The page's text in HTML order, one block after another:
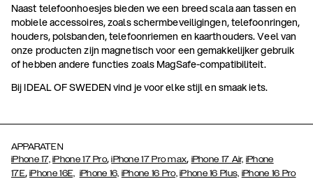
Naast telefoonhoesjes bieden we een breed scala aan tassen en
mobiele accessoires, zoals schermbeveiligingen, telefoonringen,
houders, polsbanden, telefoonriemen en kaarthouders. Veel van
onze producten zijn magnetisch voor een gemakkelijker gebruik
of hebben andere functies zoals MagSafe-compatibiliteit.
Bij IDEAL OF SWEDEN vind je voor elke stijl en smaak iets.
APPARATEN
iPhone 17, iPhone 17 Pro,iPhone 17 Pro max, iPhone 17 Air, iPhone
17E,iPhone 16E, iPhone 16, iPhone 16 Pro, iPhone 16 Plus, iPhone 16 Pro